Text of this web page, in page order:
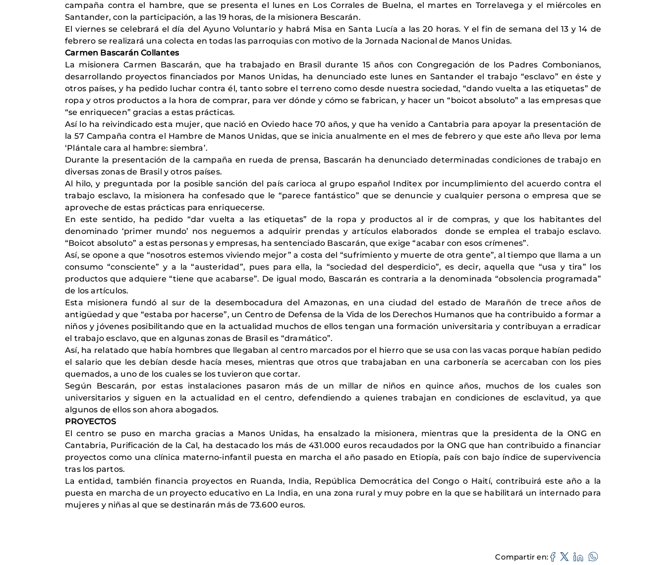
campaña contra el hambre, que se presenta el lunes en Los Corrales de Buelna, el martes en Torrelavega y el miércoles en
Santander, con la participación, a las 19 horas, de la misionera Bescarán.
El viernes se celebrará el día del Ayuno Voluntario y habrá Misa en Santa Lucía a las 20 horas. Y el fin de semana del 13 y 14 de
febrero se realizará una colecta en todas las parroquias con motivo de la Jornada Nacional de Manos Unidas.
Carmen Bascarán Collantes
La misionera Carmen Bascarán, que ha trabajado en Brasil durante 15 años con Congregación de los Padres Combonianos,
desarrollando proyectos financiados por Manos Unidas, ha denunciado este lunes en Santander el trabajo “esclavo” en éste y
otros países, y ha pedido luchar contra él, tanto sobre el terreno como desde nuestra sociedad, “dando vuelta a las etiquetas” de
ropa y otros productos a la hora de comprar, para ver dónde y cómo se fabrican, y hacer un “boicot absoluto” a las empresas que
“se enriquecen” gracias a estas prácticas.
Así lo ha reivindicado esta mujer, que nació en Oviedo hace 70 años, y que ha venido a Cantabria para apoyar la presentación de
la 57 Campaña contra el Hambre de Manos Unidas, que se inicia anualmente en el mes de febrero y que este año lleva por lema
‘Plántale cara al hambre: siembra’.
Durante la presentación de la campaña en rueda de prensa, Bascarán ha denunciado determinadas condiciones de trabajo en
diversas zonas de Brasil y otros países.
Al hilo, y preguntada por la posible sanción del país carioca al grupo español Inditex por incumplimiento del acuerdo contra el
trabajo esclavo, la misionera ha confesado que le “parece fantástico” que se denuncie y cualquier persona o empresa que se
aproveche de estas prácticas para enriquecerse.
En este sentido, ha pedido “dar vuelta a las etiquetas” de la ropa y productos al ir de compras, y que los habitantes del
denominado ‘primer mundo’ nos neguemos a adquirir prendas y artículos elaborados donde se emplea el trabajo esclavo.
“Boicot absoluto” a estas personas y empresas, ha sentenciado Bascarán, que exige “acabar con esos crímenes”.
Así, se opone a que “nosotros estemos viviendo mejor” a costa del “sufrimiento y muerte de otra gente”, al tiempo que llama a un
consumo “consciente” y a la “austeridad”, pues para ella, la “sociedad del desperdicio”, es decir, aquella que “usa y tira” los
productos que adquiere “tiene que acabarse”. De igual modo, Bascarán es contraria a la denominada “obsolencia programada”
de los artículos.
Esta misionera fundó al sur de la desembocadura del Amazonas, en una ciudad del estado de Marañón de trece años de
antigüedad y que “estaba por hacerse”, un Centro de Defensa de la Vida de los Derechos Humanos que ha contribuido a formar a
niños y jóvenes posibilitando que en la actualidad muchos de ellos tengan una formación universitaria y contribuyan a erradicar
el trabajo esclavo, que en algunas zonas de Brasil es “dramático”.
Así, ha relatado que había hombres que llegaban al centro marcados por el hierro que se usa con las vacas porque habían pedido
el salario que les debían desde hacía meses, mientras que otros que trabajaban en una carbonería se acercaban con los pies
quemados, a uno de los cuales se los tuvieron que cortar.
Según Bescarán, por estas instalaciones pasaron más de un millar de niños en quince años, muchos de los cuales son
universitarios y siguen en la actualidad en el centro, defendiendo a quienes trabajan en condiciones de esclavitud, ya que
algunos de ellos son ahora abogados.
PROYECTOS
El centro se puso en marcha gracias a Manos Unidas, ha ensalzado la misionera, mientras que la presidenta de la ONG en
Cantabria, Purificación de la Cal, ha destacado los más de 431.000 euros recaudados por la ONG que han contribuido a financiar
proyectos como una clínica materno-infantil puesta en marcha el año pasado en Etiopía, país con bajo índice de supervivencia
tras los partos.
La entidad, también financia proyectos en Ruanda, India, República Democrática del Congo o Haití, contribuirá este año a la
puesta en marcha de un proyecto educativo en La India, en una zona rural y muy pobre en la que se habilitará un internado para
mujeres y niñas al que se destinarán más de 73.600 euros.
Compartir en